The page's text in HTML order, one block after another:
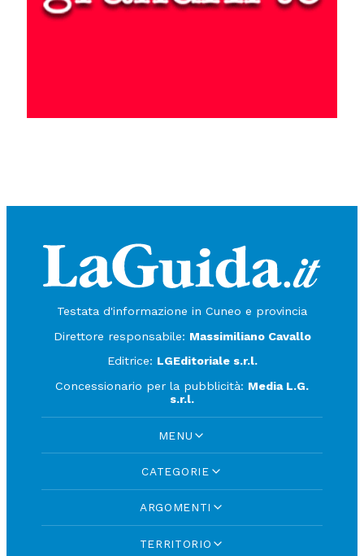
Testata d'informazione in Cuneo e provincia
Direttore responsabile: Massimiliano Cavallo
Editrice: LGEditoriale s.r.l.
Concessionario per la pubblicità: Media L.G.
s.r.l.
MENU
CATEGORIE
ARGOMENTI
TERRITORIO